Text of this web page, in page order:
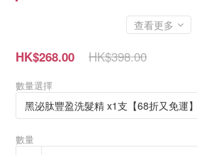
查看更多
HK$398.00
HK$268.00
數量選擇
數量